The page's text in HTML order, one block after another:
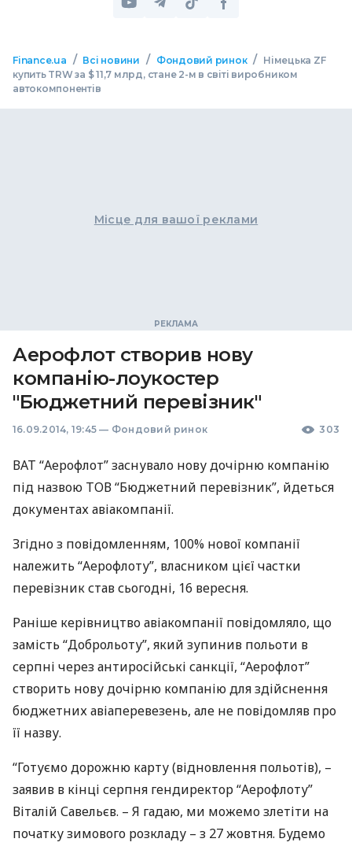
Finance.ua / Всі новини / Фондовий ринок / Німецька ZF
купить TRW за $ 11,7 млрд, стане 2-м в світі виробником
автокомпонентів
Місце для вашої реклами
Аерофлот створив нову
компанію-лоукостер
"Бюджетний перевізник"
16.09.2014, 19:45 — Фондовий ринок 303
ВАТ “Аерофлот” заснувало нову дочірню компанію
під назвою ТОВ“Бюджетний перевізник”, йдеться
документах авіакомпанії.
Згідно з повідомленням, 100% нової компанії
належить “Аерофлоту”, власником цієї частки
перевізник став сьогодні, 16 вересня.
Раніше керівництво авіакомпанії повідомляло, що
замість “Доброльоту”, який зупинив польоти в
серпні через антиросійські санкції, “Аерофлот”
створить нову дочірню компанію для здійснення
бюджетних авіаперевезень, але не повідомляв про
її назву.
“Готуємо дорожню карту (відновлення польотів), –
заявив в кінці серпня гендиректор “Аерофлоту”
Віталій Савельєв. – Я гадаю, ми можемо злетіти на
початку зимового розкладу – з 27 жовтня. Будемо